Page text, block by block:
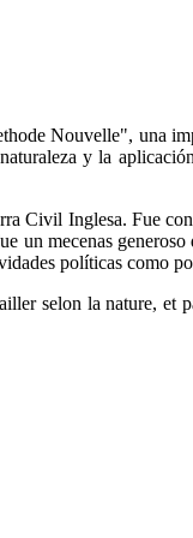
Nouvelle", una
y la
Civil Inglesa. Fue
mecenas
políticas
selon la nature, et